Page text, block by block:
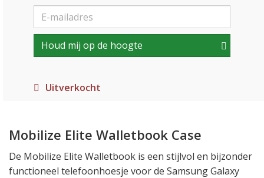
Houd mij op de hoogte
Uitverkocht
Mobilize Elite Walletbook Case
De Mobilize Elite Walletbook is een stijlvol en bijzonder
functioneel telefoonhoesje voor de Samsung Galaxy